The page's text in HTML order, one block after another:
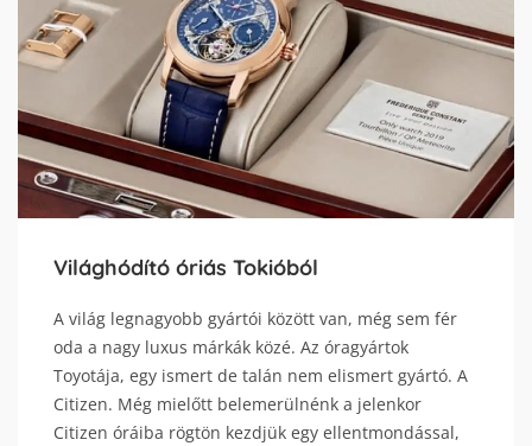
Világhódító óriás Tokióból
A világ legnagyobb gyártói között van, még sem fér
oda a nagy luxus márkák közé. Az óragyártok
Toyotája, egy ismert de talán nem elismert gyártó. A
Citizen. Még mielőtt belemerülnénk a jelenkor
Citizen óráiba rögtön kezdjük egy ellentmondással,